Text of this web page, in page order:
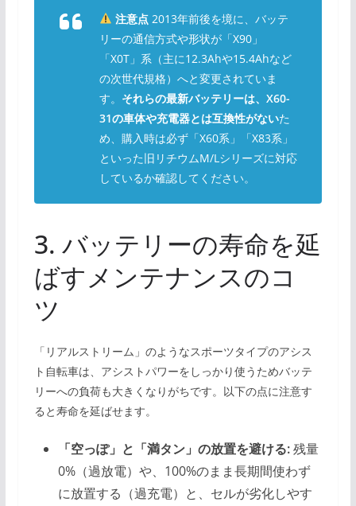
注意点2013年前後を境に、バッテ
リーの通信方式や形状が「X90」
「X0T」系（主に12.3Ahや15.4Ahなど
の次世代規格）へと変更されていま
す。 それらの最新バッテリーは、X60-
31の車体や充電器とは互換性がないた
め、購入時は必ず「X60系」「X83系」
といった旧リチウムM/Lシリーズに対応
しているか確認してください。
3. バッテリーの寿命を延
ばすメンテナンスのコ
ツ
「リアルストリーム」のようなスポーツタイプのアシス
ト自転車は、アシストパワーをしっかり使うためバッテ
リーへの負荷も大きくなりがちです。以下の点に注意す
ると寿命を延ばせます。
「空っぽ」と「満タン」の放置を避ける:残量
0%（過放電）や、100%のまま長期間使わず
に放置する（過充電）と、セルが劣化しやす